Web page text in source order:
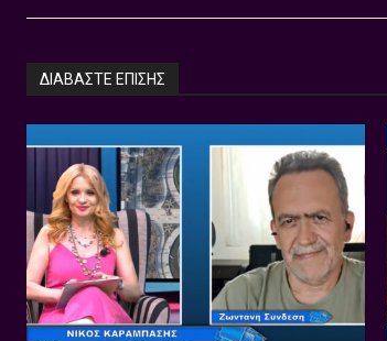
ΔΙΑΒΑΣΤΕ ΕΠΙΣΗΣ